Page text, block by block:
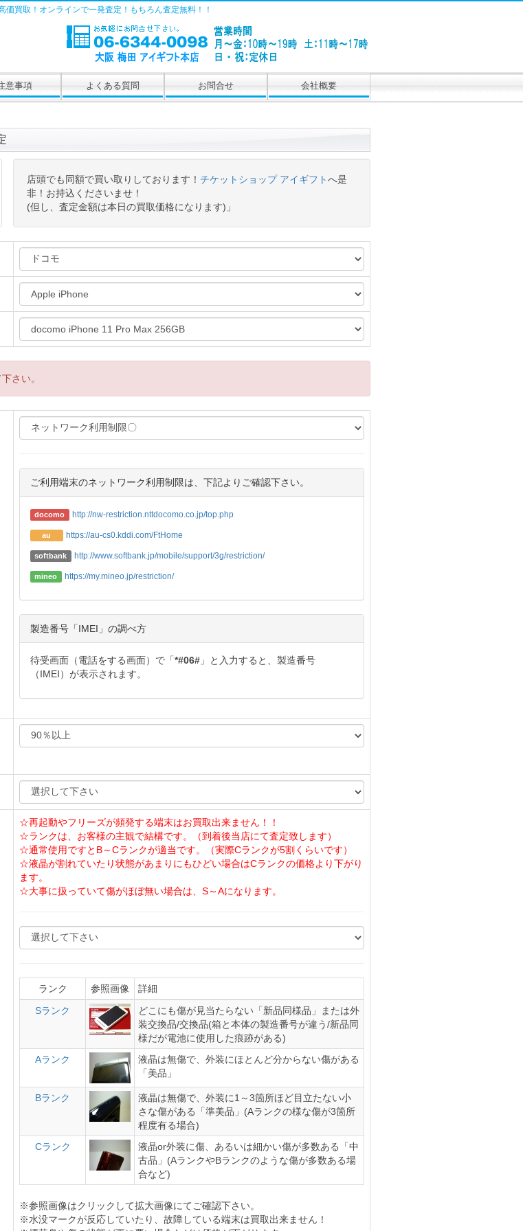
買取！オンラインで一発査定！もちろん査定無料！！
意事項 よくある質問 お問合せ 会社概要
店頭でも同額で買い取りしております！ チケットショップ アイギフトへ是
非！お持込くださいませ！
(但し、査定金額は本日の買取価格になります)」
さい。
ご利用端末のネットワーク利用制限は、下記よりご確認下さい。
docomo http://nw-restriction.nttdocomo.co.jp/top.php
au https://au-cs0.kddi.com/FtHome
softbank http://www.softbank.jp/mobile/support/3g/restriction/
mineo https://my.mineo.jp/restriction/
製造番号「IMEI」の調べ方
待受画面（電話をする画面）で「*#06# 」と入力すると、製造番号
（IMEI）が表示されます。
☆再起動やフリーズが頻発する端末はお買取出来ません！！
☆ランクは、お客様の主観で結構です。（到着後当店にて査定致します）
☆通常使用ですとB～Cランクが適当です。（実際Cランクが5割くらいです）
☆液晶が割れていたり状態があまりにもひどい場合はCランクの価格より下がり
ます。
☆大事に扱っていて傷がほぼ無い場合は、S～Aになります。
ランク 参照画像
詳細
Sランク
どこにも傷が見当たらない「新品同様品」または外
装交換品/交換品(箱と本体の製造番号が違う/新品同
様だが電池に使用した痕跡がある)
Aランク
液晶は無傷で、外装にほとんど分からない傷がある
「美品」
Bランク
液晶は無傷で、外装に1～3箇所ほど目立たない小
さな傷がある「準美品」(Aランクの様な傷が3箇所
程度有る場合)
Cランク
液晶or外装に傷、あるいは細かい傷が多数ある「中
古品」(AランクやBランクのような傷が多数ある場
合など)
※参照画像はクリックして拡大画像にてご確認下さい。
※水没マークが反応していたり、故障している端末は買取出来ません！